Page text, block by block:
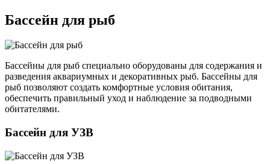
Бассейн для рыб
Бассейны для рыб специально оборудованы для содержания и
разведения аквариумных и декоративных рыб. Бассейны для
рыб позволяют создать комфортные условия обитания,
обеспечить правильный уход и наблюдение за подводными
обитателями.
Бассейн для УЗВ